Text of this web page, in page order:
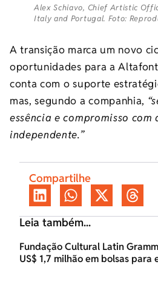
Alex Schiavo, Chief Artistic
Italy and Portugal. Foto:
A transição marca um novo
oportunidades para a
conta com o suporte
mas, segundo a companhia,
essência e compromisso com
independente.”
Compartilhe
Leia também...
Fundação Cultural Latin
US$ 1,7 milhão em bolsas para